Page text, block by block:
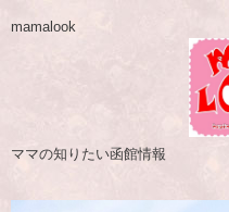
mamalook
ママの知りたい函館情報